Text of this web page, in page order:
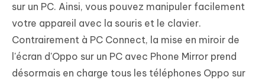
sur un PC. Ainsi, vous pouvez manipuler facilement
votre appareil avec la souris et le clavier.
Contrairement à PC Connect, la mise en miroir de
l'écran d'Oppo sur un PC avec Phone Mirror prend
désormais en charge tous les téléphones Oppo sur